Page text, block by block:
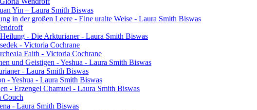
Yin – Laura Smith Biswas
in der großen Leere - Eine uralte Weise - Laura Smith Biswas
- Die Arkturianer - Laura Smith Biswas
- Victoria Cochrane
Faith - Victoria Cochrane
und Geistigen - Yeshua - Laura Smith Biswas
- Laura Smith Biswas
- Yeshua - Laura Smith Biswas
- Erzengel Chamuel - Laura Smith Biswas
Couch
- Laura Smith Biswas